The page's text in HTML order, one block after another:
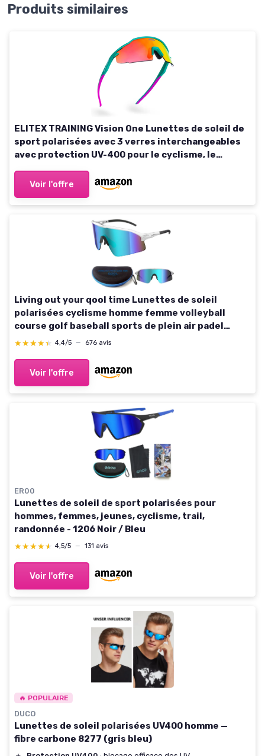
Produits similaires
ELITEX TRAINING Vision One Lunettes de soleil de
sport polarisées avec 3 verres interchangeables
avec protection UV-400 pour le cyclisme, le
Voir l'offre
Living out your qool time Lunettes de soleil
polarisées cyclisme homme femme volleyball
course golf baseball sports de plein air padel
tennis 118 1188k-wt-br Bleu
★★★★★
★★★★★ 4,4/5 — 676 avis
Voir l'offre
ER00
Lunettes de soleil de sport polarisées pour
hommes, femmes, jeunes, cyclisme, trail,
randonnée - 1206 Noir / Bleu
★★★★★
★★★★★ 4,5/5 — 131 avis
Voir l'offre
🔥 POPULAIRE
DUCO
Lunettes de soleil polarisées UV400 homme —
fibre carbone 8277 (gris bleu)